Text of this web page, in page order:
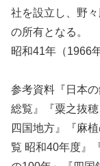
社を設立し、野
の所有となる。
昭和41年（1966
参考資料『日本
総覧』『粟之抜
四国地方』『麻
覧 昭和40年度』